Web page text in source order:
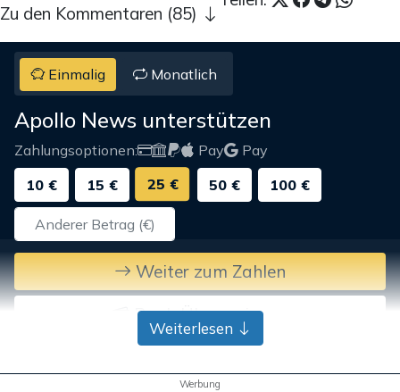
Zu den Kommentaren (85)
Einmalig Monatlich
Apollo News unterstützen
Zahlungsoptionen: Pay
Pay
10 €
15 € 25 € 50 € 100 €
Weiter zum Zahlen
Bank-Überweisung
Weiterlesen
Werbung